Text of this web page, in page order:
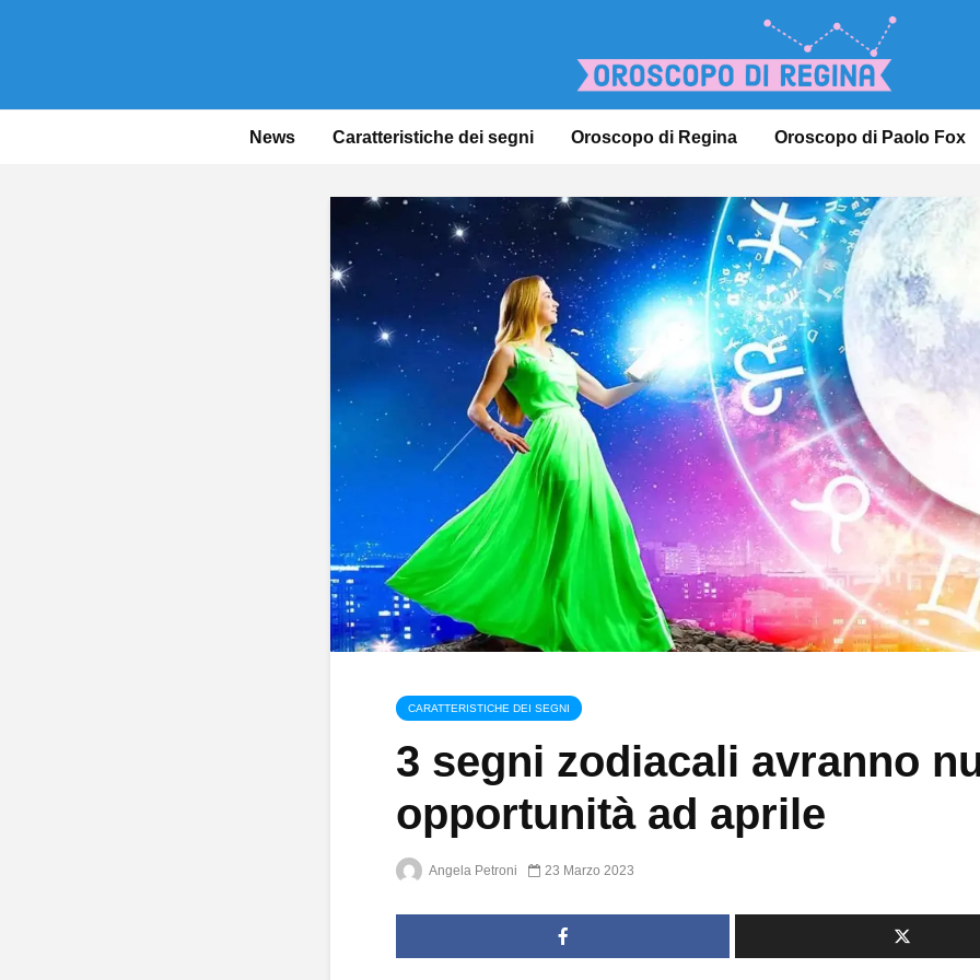
News Caratteristiche dei segni Oroscopo di Regina Oroscopo di Paolo Fox
CARATTERISTICHE DEI SEGNI
3 segni zodiacali avranno
opportunità ad aprile
Angela Petroni 23 Marzo 2023